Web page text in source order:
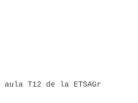
aula T12 de la ETSAGr